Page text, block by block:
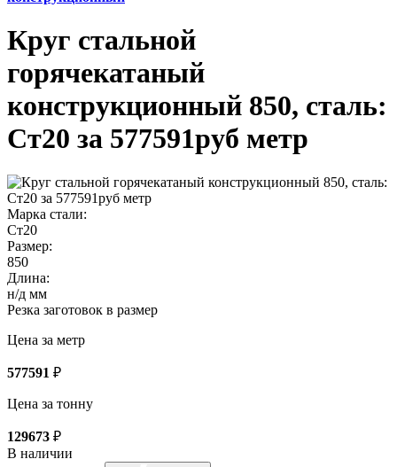
Круг стальной
горячекатаный
конструкционный 850, сталь:
Ст20 за 577591руб метр
Марка стали:
Ст20
Размер:
850
Длина:
н/д мм
Резка заготовок в размер
Цена за метр
577591 ₽
Цена за тонну
129673 ₽
В наличии